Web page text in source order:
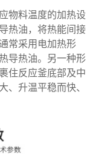
物料温度的加热设
热油，将热能间接
常采用电加热形
导热油。另一种形
住反应釜底部及中
、升温平稳而快、